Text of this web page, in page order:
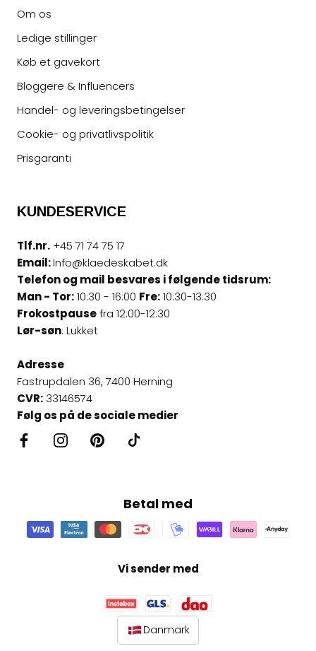
Om os
Ledige stillinger
Køb et gavekort
Bloggere & Influencers
Handel- og leveringsbetingelser
Cookie- og privatlivspolitik
Prisgaranti
KUNDESERVICE
Tlf.nr. +45 71 74 75 17
Email:Info@klaedeskabet.dk
Telefon og mail besvares i følgende tidsrum:
Man - Tor:10:30 - 16:00 Fre:10:30-13:30
Frokostpausefra 12:00-12:30
Lør-søn: Lukket
Adresse
Fastrupdalen 36, 7400 Herning
CVR: 33146574
Følg os på de sociale medier
Betal med
Vi sender med
Danmark